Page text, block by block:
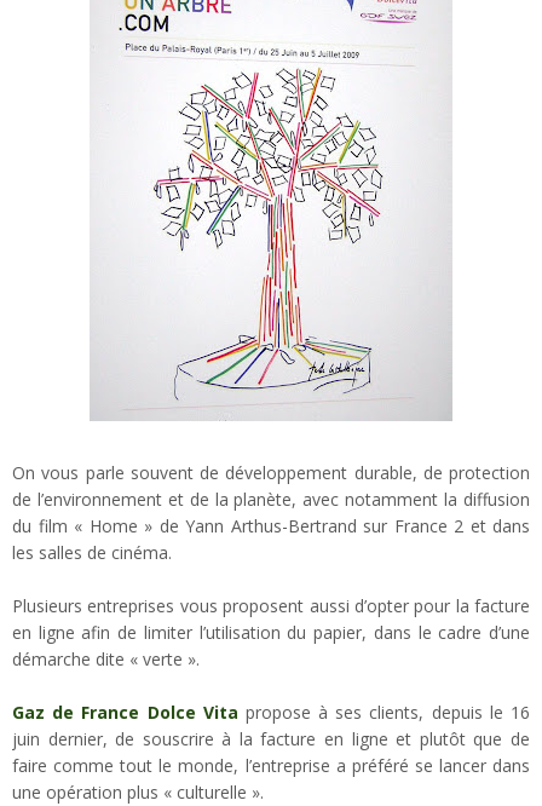
On vous parle souvent de développement durable, de protection
de l’environnement et de la planète, avec notamment la diffusion
du film « Home » de Yann Arthus-Bertrand sur France 2 et dans
les salles de cinéma.
Plusieurs entreprises vous proposent aussi d’opter pour la facture
en ligne afin de limiter l’utilisation du papier, dans le cadre d’une
démarche dite « verte ».
Gaz de France Dolce Vita propose à ses clients, depuis le 16
juin dernier, de souscrire à la facture en ligne et plutôt que de
faire comme tout le monde, l’entreprise a préféré se lancer dans
une opération plus « culturelle ».